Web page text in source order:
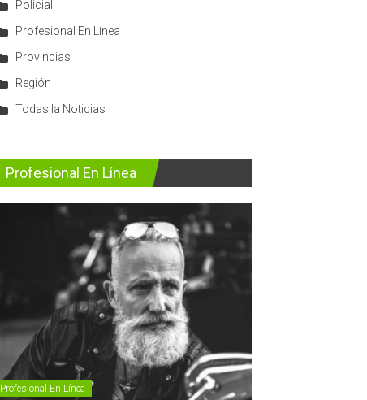
Policial
Profesional En Línea
Provincias
Región
Todas la Noticias
Profesional En Línea
Profesional En Línea